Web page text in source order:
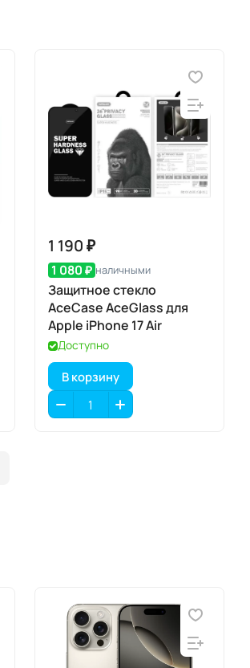
1 190 ₽
1 080 ₽ наличными
Защитное стекло
AceCase AceGlass для
Apple iPhone 17 Air
Доступно
В корзину